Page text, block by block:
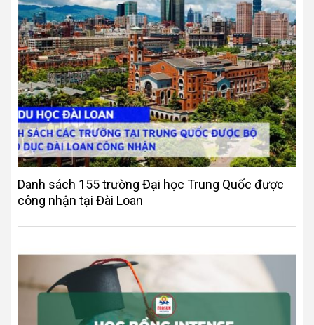
Danh sách 155 trường Đại học Trung Quốc được
công nhận tại Đài Loan